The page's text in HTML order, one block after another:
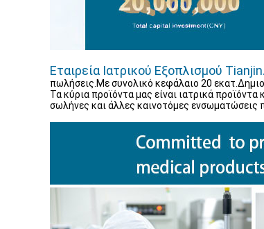
Εταιρεία Ιατρικού Εξοπλισμού Tianjin.
πωλήσεις.Με συνολικό κεφάλαιο 20
Τα κύρια προϊόντα μας είναι ιατρικά
σωλήνες και άλλες καινοτόμες ενσωματώσεις